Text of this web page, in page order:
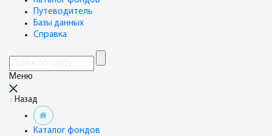
Путеводитель
Базы данных
Справка
Меню
Назад
Каталог фондов